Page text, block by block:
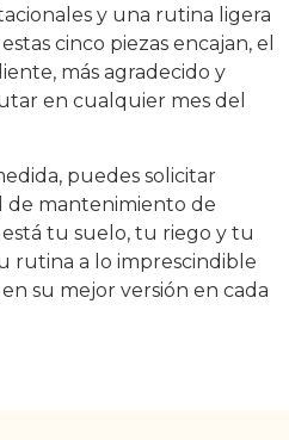
y una rutina ligera
cinco piezas encajan, el
más agradecido y
en cualquier mes del
puedes solicitar
de mantenimiento de
tu suelo, tu riego y tu
rutina a lo imprescindible
su mejor versión en cada